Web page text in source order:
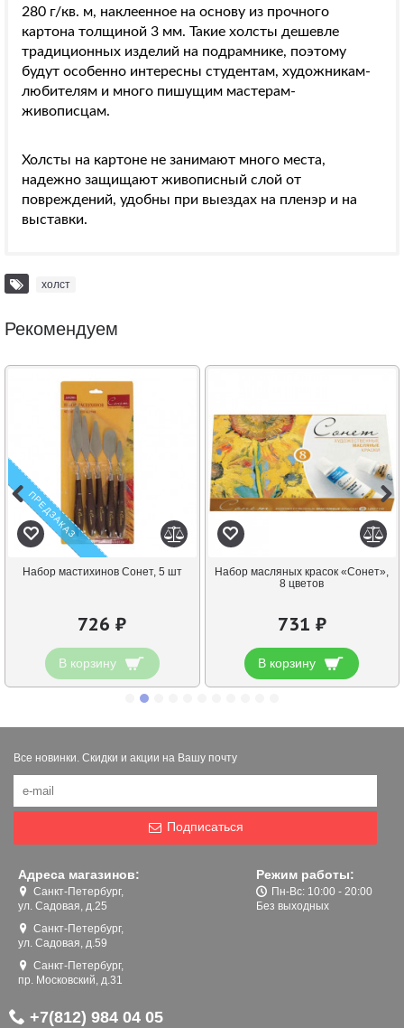
280 г/кв. м, наклеенное на основу из прочного
картона толщиной 3 мм. Такие холсты дешевле
традиционных изделий на подрамнике, поэтому
будут особенно интересны студентам, художникам-
любителям и много пишущим мастерам-
живописцам.
Холсты на картоне не занимают много места,
надежно защищают живописный слой от
повреждений, удобны при выездах на пленэр и на
выставки.
холст
Рекомендуем
ПРЕДЗАКАЗ
Набор мастихинов Сонет, 5 шт
726 ₽
В корзину
Набор масляных красок «Сонет»,
8 цветов
731 ₽
В корзину
Все новинки. Скидки и акции на Вашу почту
Подписаться
Адреса магазинов:
Санкт-Петербург,
ул. Садовая, д.25
Санкт-Петербург,
ул. Садовая, д.59
Санкт-Петербург,
пр. Московский, д.31
Режим работы:
Пн-Вс: 10:00 - 20:00
Без выходных
+7(812) 984 04 05